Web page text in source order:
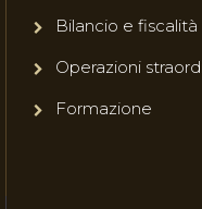
Bilancio e fiscalità
Operazioni
Formazione